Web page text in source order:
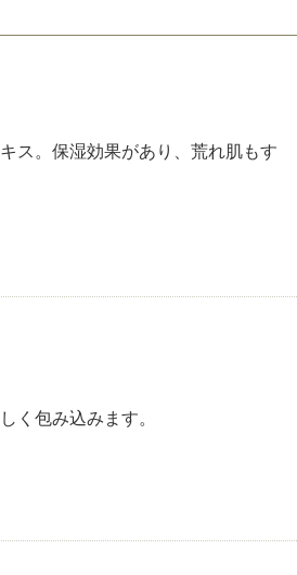
ス。保湿効果があり、荒れ肌もす
く包み込みます。